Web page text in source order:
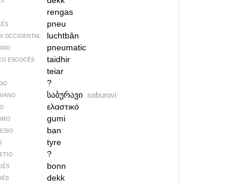
rengas
pneu
OCCIDENTAL luchtbân
pneumatic
ESCOCÉS taidhir
teiar
?
საბურავი sɑburɑvi
ελαστικό
gumi
ban
tyre
?
bonn
dekk